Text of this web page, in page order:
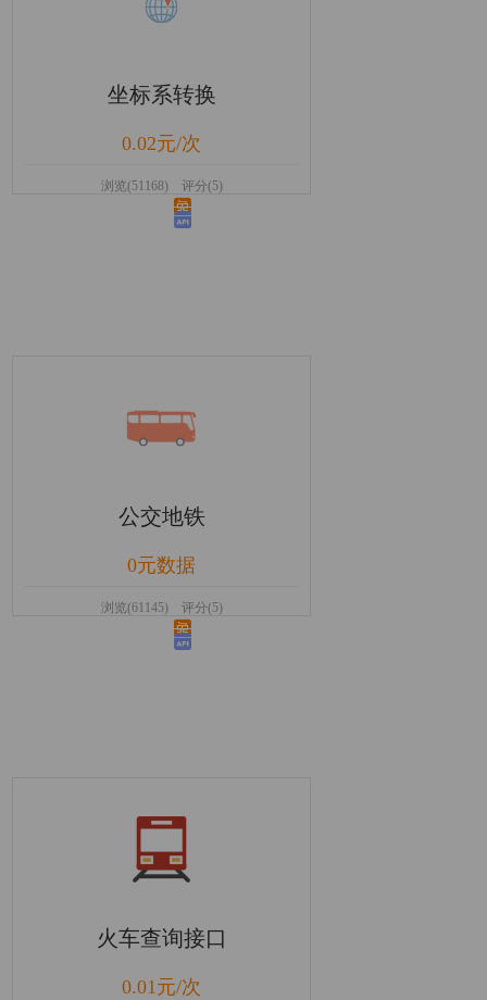
坐标系转换
0.02元/次
浏览(51168) 评分(5)
公交地铁
0元数据
浏览(61145) 评分(5)
火车查询接口
0.01元/次